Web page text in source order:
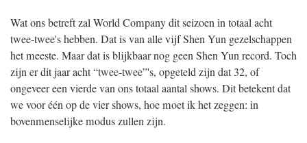
Wat ons betreft zal World Company dit seizoen in totaal acht
twee-twee's hebben. Dat is van alle vijf Shen Yun gezelschappen
het meeste. Maar dat is blijkbaar nog geen Shen Yun record. Toch
zijn er dit jaar acht “twee-twee”'s, opgeteld zijn dat 32, of
ongeveer een vierde van ons totaal aantal shows. Dit betekent dat
we voor één op de vier shows, hoe moet ik het zeggen: in
bovenmenselijke modus zullen zijn.